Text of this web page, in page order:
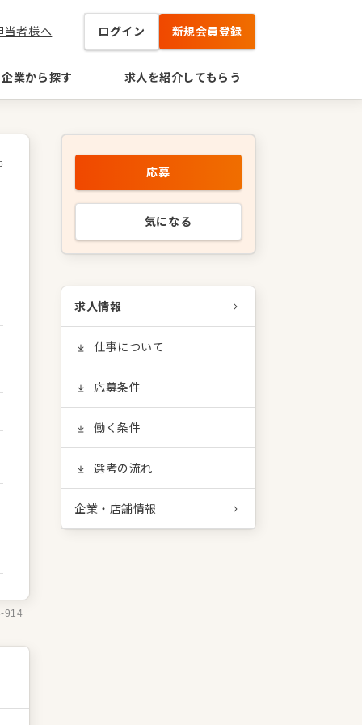
当者様へ ログイン 新規会員登録
企業から探す 求人を紹介してもらう
914
応募
気になる
求人情報
仕事について
応募条件
働く条件
選考の流れ
企業・店舗情報